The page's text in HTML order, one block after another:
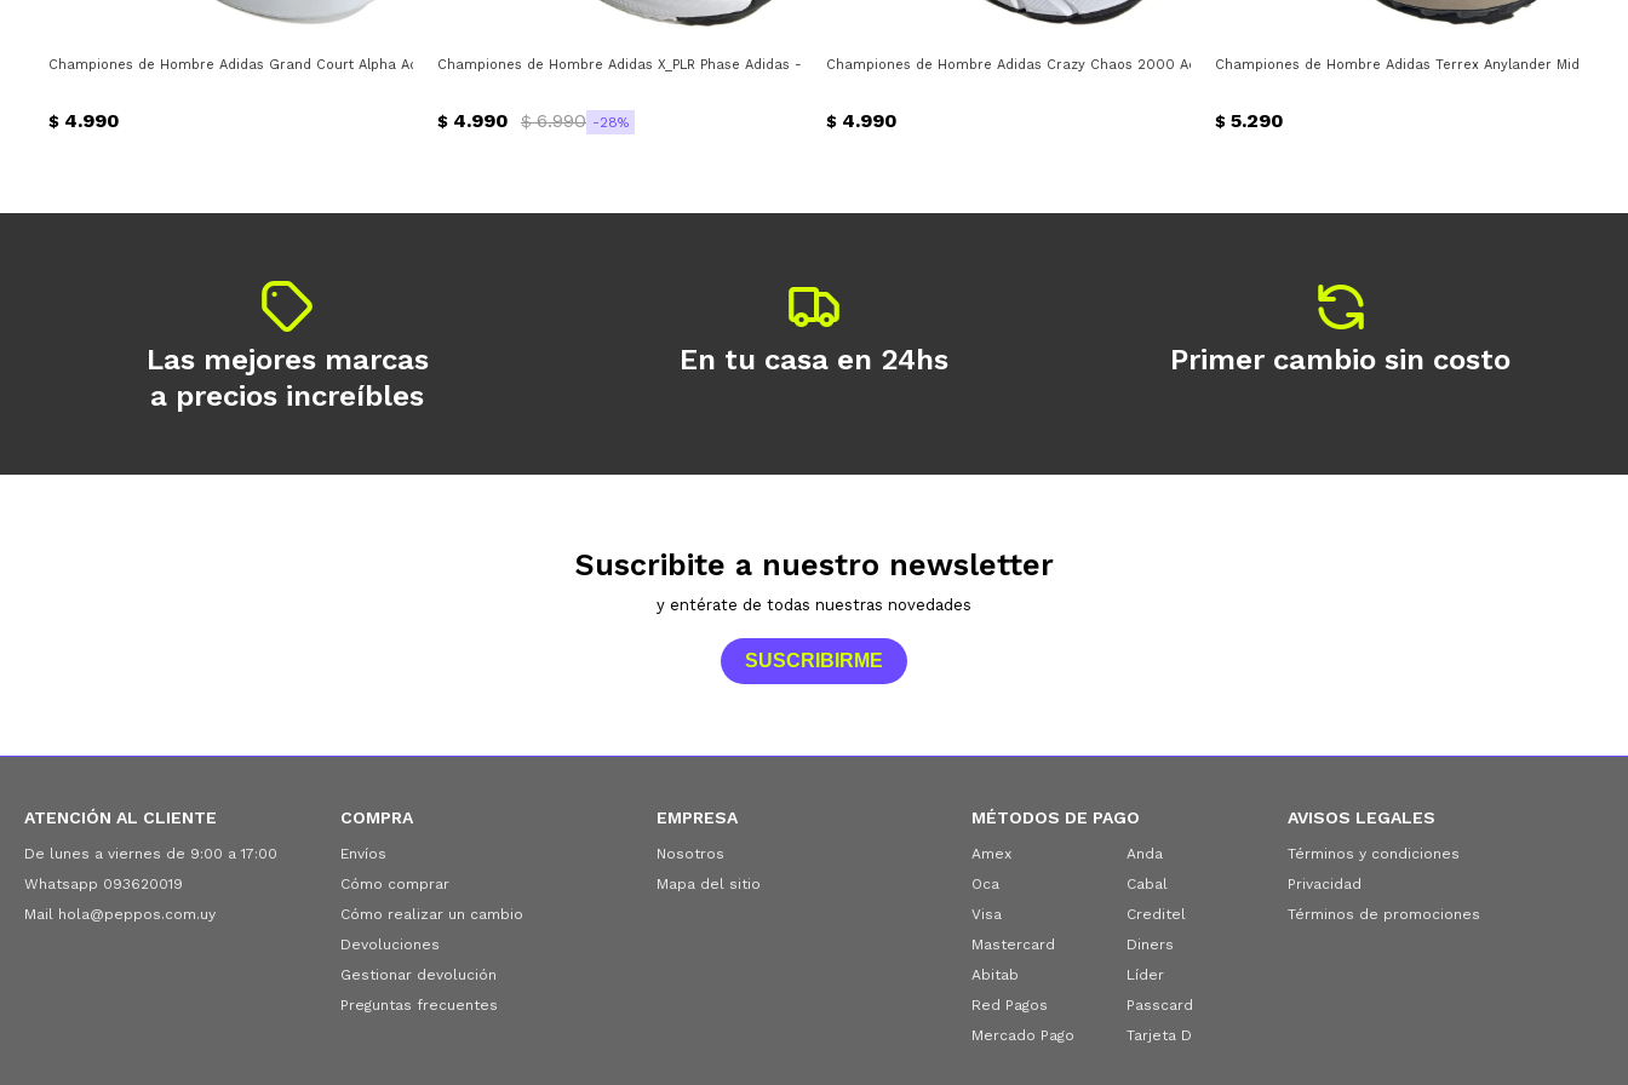
Championes de Hombre Adidas Grand Court Alpha Adidas - Gris - Blanco
$ 4.990
Championes de Hombre Adidas X_PLR Phase Adidas - Negro - Blanco
$ 4.990 $ 6.990 28
Championes de Hombre Adidas Crazy Chaos 2000 Adidas - Negro - Blanco
$ 4.990
Championes de Hombre Adidas Terrex Anylander Mid
$ 5.290
ATENCIÓN AL CLIENTE
De lunes a viernes de 9:00 a 17:00
Whatsapp 093620019
Mail hola@peppos.com.uy
COMPRA
Envíos
Cómo comprar
Cómo realizar un cambio
Devoluciones
Gestionar devolución
Preguntas frecuentes
EMPRESA
Nosotros
Mapa del sitio
MÉTODOS DE PAGO
Amex
Oca
Visa
Mastercard
Abitab
Red Pagos
Mercado Pago
Anda
Cabal
Creditel
Diners
Líder
Passcard
Tarjeta D
AVISOS LEGALES
Términos y condiciones
Privacidad
Términos de promociones
Las mejores marcas
a precios increíbles
En tu casa en 24hs Primer cambio sin costo
Suscribite a nuestro newsletter
y entérate de todas nuestras novedades
SUSCRIBIRME